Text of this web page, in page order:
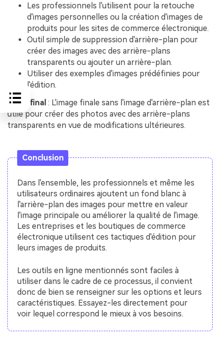
Les professionnels l'utilisent pour la retouche
d'images personnelles ou la création d'images de
produits pour les sites de commerce électronique.
Outil simple de suppression d'arrière-plan pour
créer des images avec des arrière-plans
transparents ou ajouter un arrière-plan.
Utiliser des exemples d'images prédéfinies pour
l'édition.
Effet final : L'image finale sans l'image d'arrière-plan est
utile pour créer des photos avec des arrière-plans
transparents en vue de modifications ultérieures.
Conclusion
Dans l'ensemble, les professionnels et même les
utilisateurs ordinaires ajoutent un fond blanc à
l'arrière-plan des images pour mettre en valeur
l'image principale ou améliorer la qualité de l'image.
Les entreprises et les boutiques de commerce
électronique utilisent ces tactiques d'édition pour
leurs images de produits.
Les outils en ligne mentionnés sont faciles à
utiliser dans le cadre de ce processus, il convient
donc de bien se renseigner sur les options et leurs
caractéristiques. Essayez-les directement pour
voir lequel correspond le mieux à vos besoins.